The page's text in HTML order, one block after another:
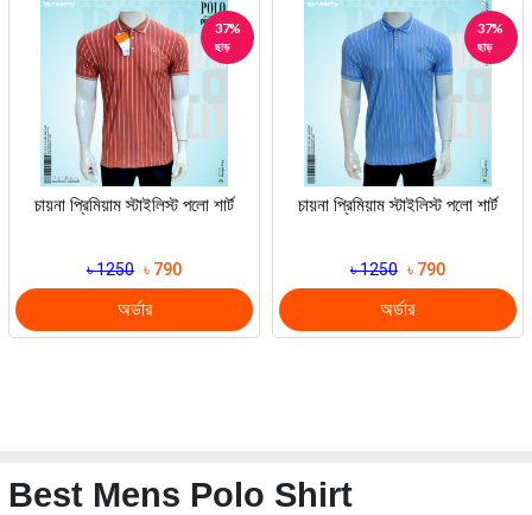
37%
ছাড়
চায়না প্রিমিয়াম স্টাইলিস্ট পলো শার্ট
৳ 1250 ৳ 790
অর্ডার
37%
ছাড়
চায়না প্রিমিয়াম স্টাইলিস্ট পলো শার্ট
৳ 1250 ৳ 790
অর্ডার
Best Mens Polo Shirt